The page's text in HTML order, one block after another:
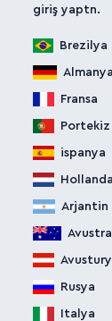
giriş yaptn.
Brezilya
Almanya
Fransa
Portekiz
ispanya
Hollanda
Arjantin
Rusya
Italya